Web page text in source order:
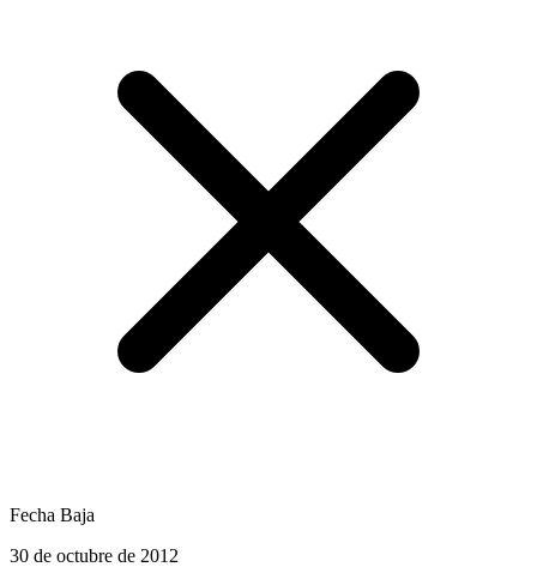
Fecha Baja
30 de octubre de 2012